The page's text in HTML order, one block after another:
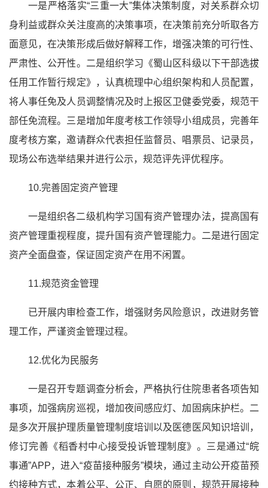
一是严格落实“三重一大”集体决策制度，对关系群众切
身利益或群众关注度高的决策事项，在决策前充分听取各方
面意见，在决策形成后做好解释工作，增强决策的可行性、
严肃性、公开性。二是组织学习《蜀山区科级以下干部选拔
任用工作暂行规定》，认真梳理中心组织架构和人员配置，
将人事任免及人员调整情况及时上报区卫健委党委，规范干
部任免流程。三是增加年度考核工作领导小组成员，完善年
度考核方案，邀请群众代表担任监督员、唱票员、记录员，
现场公布选举结果并进行公示，规范评先评优程序。
10.完善固定资产管理
一是组织各二级机构学习国有资产管理办法，提高国有
资产管理重视程度，提升国有资产管理能力。二是进行固定
资产全面盘查，保证固定资产在用不闲置。
11.规范资金管理
已开展内审检查工作，增强财务风险意识，改进财务管
理工作，严谨资金管理过程。
12.优化为民服务
一是召开专题调查分析会，严格执行住院患者各项告知
事项，加强病房巡视，增加夜间感应灯、加固病床护栏。二
是多次开展护理质量管理制度培训以及医德医风知识培训，
修订完善《稻香村中心接受投诉管理制度》。三是通过“皖
事通”APP，进入“疫苗接种服务”模块，通过主动公开疫苗预
约接种方式，本着公平、公正、自愿的原则，规范开展接种